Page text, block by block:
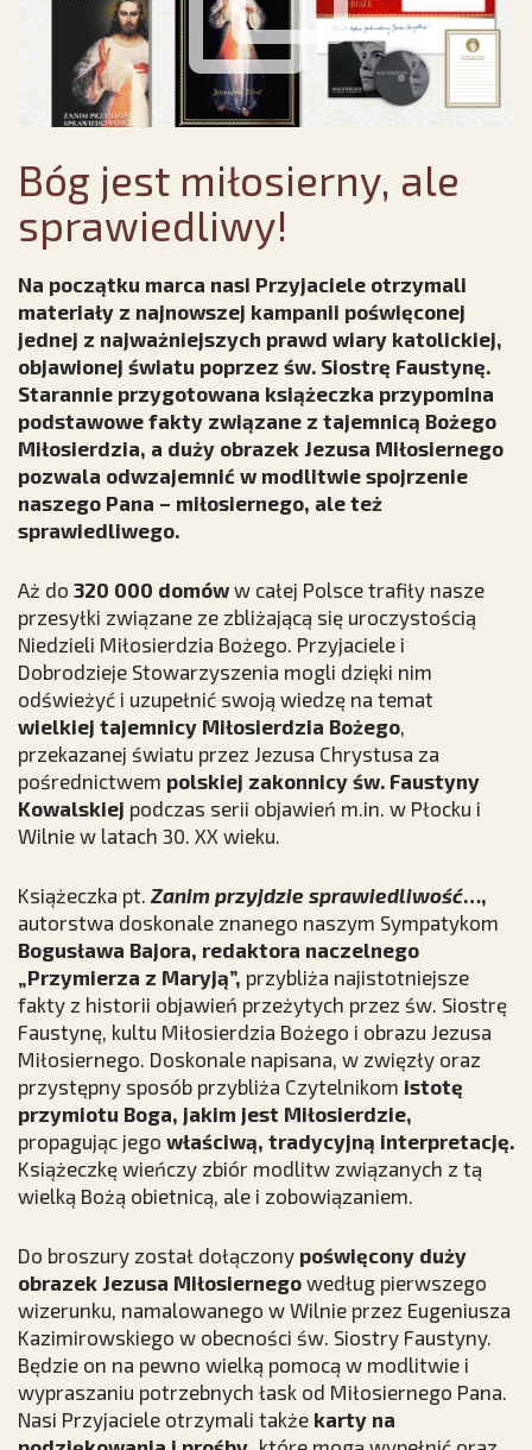
Bóg jest miłosierny, ale
sprawiedliwy!
Na początku marca nasi Przyjaciele otrzymali
materiały z najnowszej kampanii poświęconej
jednej z najważniejszych prawd wiary katolickiej,
objawionej światu poprzez św. Siostrę Faustynę.
Starannie przygotowana książeczka przypomina
podstawowe fakty związane z tajemnicą Bożego
Miłosierdzia, a duży obrazek Jezusa Miłosiernego
pozwala odwzajemnić w modlitwie spojrzenie
naszego Pana – miłosiernego, ale też
sprawiedliwego.
Aż do 320 000 domów w całej Polsce trafiły nasze
przesyłki związane ze zbliżającą się uroczystością
Niedzieli Miłosierdzia Bożego. Przyjaciele i
Dobrodzieje Stowarzyszenia mogli dzięki nim
odświeżyć i uzupełnić swoją wiedzę na temat
wielkiej tajemnicy Miłosierdzia Bożego
przekazanej światu przez Jezusa Chrystusa za
pośrednictwem polskiej zakonnicy św. Faustyny
Kowalskiej podczas serii objawień m.in. w Płocku i
Wilnie w latach 30. XX wieku.
Książeczka pt. Zanim przyjdzie sprawiedliwość…,
autorstwa doskonale znanego naszym Sympatykom
Bogusława Bajora, redaktora naczelnego
„Przymierza z Maryją”, przybliża najistotniejsze
fakty z historii objawień przeżytych przez św. Siostrę
Faustynę, kultu Miłosierdzia Bożego i obrazu Jezusa
Miłosiernego. Doskonale napisana, w zwięzły oraz
przystępny sposób przybliża Czytelnikom istotę
przymiotu Boga, jakim jest Miłosierdzie,
propagując jego właściwą, tradycyjną interpretację.
Książeczkę wieńczy zbiór modlitw związanych z tą
wielką Bożą obietnicą, ale i zobowiązaniem.
Do broszury został dołączony poświęcony duży
obrazek Jezusa Miłosiernego według pierwszego
wizerunku, namalowanego w Wilnie przez Eugeniusza
Kazimirowskiego w obecności św. Siostry Faustyny.
Będzie on na pewno wielką pomocą w modlitwie i
wypraszaniu potrzebnych łask od Miłosiernego Pana.
Nasi Przyjaciele otrzymali także karty na